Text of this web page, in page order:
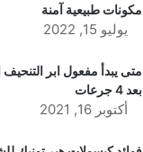
مكونات طبيعية آمنة
يوليو 15, 2022
متى يبدأ مفعول ابر
بعد 4 جرعات
أكتوبر 16, 2021